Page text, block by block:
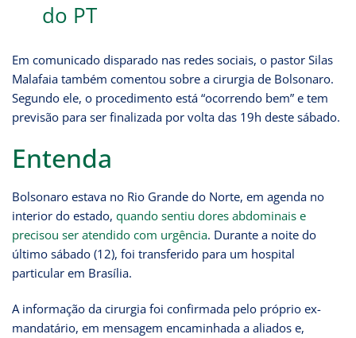
do PT
Em comunicado disparado nas redes sociais, o pastor Silas
Malafaia também comentou sobre a cirurgia de Bolsonaro.
Segundo ele, o procedimento está “ocorrendo bem” e tem
previsão para ser finalizada por volta das 19h deste sábado.
Entenda
Bolsonaro estava no Rio Grande do Norte, em agenda no
interior do estado, quando sentiu dores abdominais e
precisou ser atendido com urgência. Durante a noite do
último sábado (12), foi transferido para um hospital
particular em Brasília.
A informação da cirurgia foi confirmada pelo próprio ex-
mandatário, em mensagem encaminhada a aliados e,